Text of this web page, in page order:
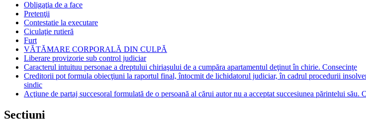
Obligaţia de a face
Pretenţii
Contestatie la executare
Ciculaţie rutieră
Furt
VĂTĂMARE CORPORALĂ DIN CULPĂ
Liberare provizorie sub control judiciar
Caracterul intuituu personae a dreptului chiriaşului de a cumpăra apartamentul deţinut în chirie. Consecinţe
Creditorii pot formula obiecţiuni la raportul final, întocmit de lichidatorul judiciar, în cadrul procedurii
sindic
Acţiune de partaj succesoral formulată de o persoană al cărui autor nu a acceptat succesiunea părintelui său.
Sectiuni